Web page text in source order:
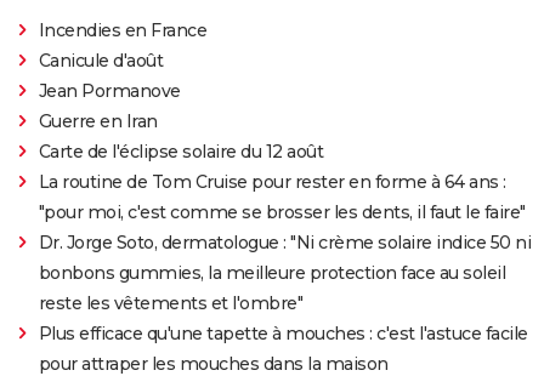
Incendies en France
Canicule d'août
Jean Pormanove
Guerre en Iran
Carte de l'éclipse solaire du 12 août
La routine de Tom Cruise pour rester en forme à 64 ans :
"pour moi, c'est comme se brosser les dents, il faut le faire"
Dr. Jorge Soto, dermatologue : "Ni crème solaire indice 50 ni
bonbons gummies, la meilleure protection face au soleil
reste les vêtements et l'ombre"
Plus efficace qu'une tapette à mouches : c'est l'astuce facile
pour attraper les mouches dans la maison